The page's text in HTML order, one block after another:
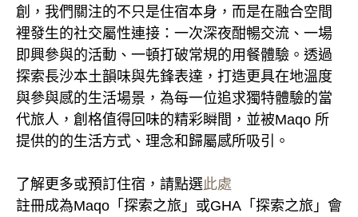
創，我們關注的不只是住宿本身，而是在融合空間
裡發生的社交屬性連接：一次深夜酣暢交流、一場
即興參與的活動、一頓打破常規的用餐體驗。透過
探索長沙本土韻味與先鋒表達，打造更具在地溫度
與參與感的生活場景，為每一位追求獨特體驗的當
代旅人，創格值得回味的精彩瞬間，並被Maqo 所
提供的的生活方式、理念和歸屬感所吸引。
了解更多或預訂住宿，請點選此處
註冊成為Maqo「探索之旅」或GHA「探索之旅」會